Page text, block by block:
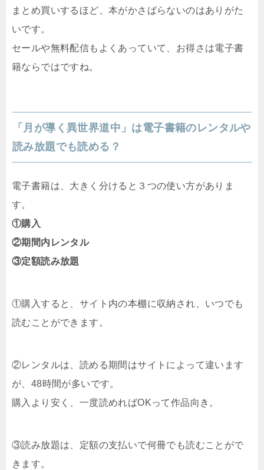
まとめ買いするほど、本がかさばらないのはありがた
いです。
セールや無料配信もよくあっていて、お得さは電子書
籍ならではですね。
「月が導く異世界道中」は電子書籍のレンタルや
読み放題でも読める？
電子書籍は、大きく分けると３つの使い方がありま
す。
①購入
②期間内レンタル
③定額読み放題
①購入すると、サイト内の本棚に収納され、いつでも
読むことができます。
②レンタルは、読める期間はサイトによって違います
が、48時間が多いです。
購入より安く、一度読めればOKって作品向き。
③読み放題は、定額の支払いで何冊でも読むことがで
きます。